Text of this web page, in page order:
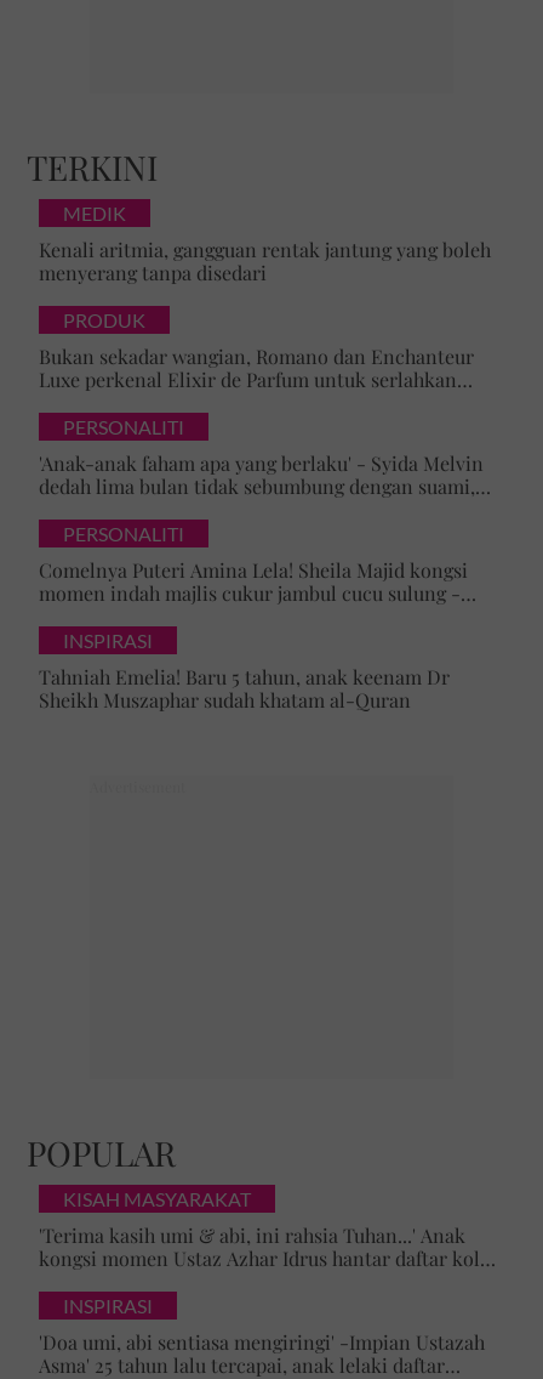
TERKINI
MEDIK
Kenali aritmia, gangguan rentak jantung yang boleh
menyerang tanpa disedari
PRODUK
Bukan sekadar wangian, Romano dan Enchanteur
Luxe perkenal Elixir de Parfum untuk serlahkan
PERSONALITI
'Anak-anak faham apa yang berlaku' - Syida Melvin
dedah lima bulan tidak sebumbung dengan suami,
PERSONALITI
Comelnya Puteri Amina Lela! Sheila Majid kongsi
momen indah majlis cukur jambul cucu sulung -
INSPIRASI
Tahniah Emelia! Baru 5 tahun, anak keenam Dr
Sheikh Muszaphar sudah khatam al-Quran
POPULAR
KISAH MASYARAKAT
'Terima kasih umi & abi, ini rahsia Tuhan...' Anak
kongsi momen Ustaz Azhar Idrus hantar daftar kolej,
INSPIRASI
'Doa umi, abi sentiasa mengiringi' -Impian Ustazah
Asma' 25 tahun lalu tercapai, anak lelaki daftar